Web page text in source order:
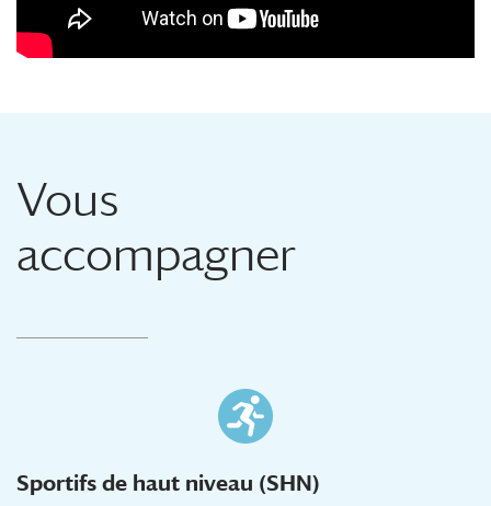
Vous
accompagner
Sportifs de haut niveau (SHN)